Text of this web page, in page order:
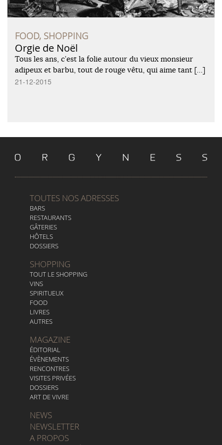
FOOD, SHOPPING
Orgie de Noël
Tous les ans, c’est la folie autour du vieux monsieur
adipeux et barbu, tout de rouge vêtu, qui aime tant […]
21-12-2015
TOUTES NOS ADRESSES
BARS
RESTAURANTS
GÂTERIES
HÔTELS
DOSSIERS
SHOPPING
TOUT LE SHOPPING
VINS
SPIRITUEUX
FOOD
LIVRES
AUTRES
MAGAZINE
ÉDITORIAL
ÉVÈNEMENTS
RENCONTRES
VISITES PRIVÉES
DOSSIERS
ART DE VIVRE
NEWS
NEWSLETTER
A PROPOS